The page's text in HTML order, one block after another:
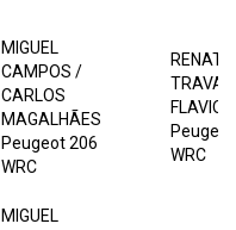
MIGUEL
CAMPOS /
CARLOS
MAGALHÃES
Peugeot 206
WRC
RENATO
FLAVIO
WRC
MIGUEL